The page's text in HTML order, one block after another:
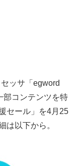
ッサ「egword
部コンテンツを特
セール」を4月25
は以下から。